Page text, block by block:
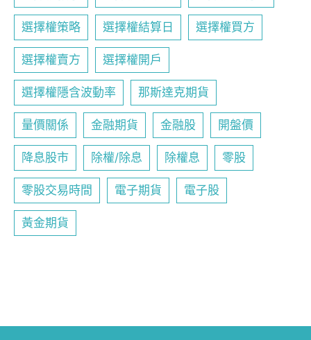
選擇權策略 選擇權結算日 選擇權買方
選擇權賣方 選擇權開戶
選擇權隱含波動率 那斯達克期貨
量價關係 金融期貨 金融股 開盤價
降息股市 除權/除息 除權息 零股
零股交易時間 電子期貨 電子股
黃金期貨